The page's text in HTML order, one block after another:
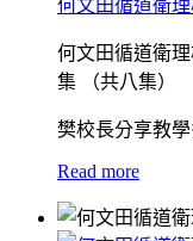
何文田循道衛
何文田循道衛
集 （共八集）
樊校長分享教
Read more